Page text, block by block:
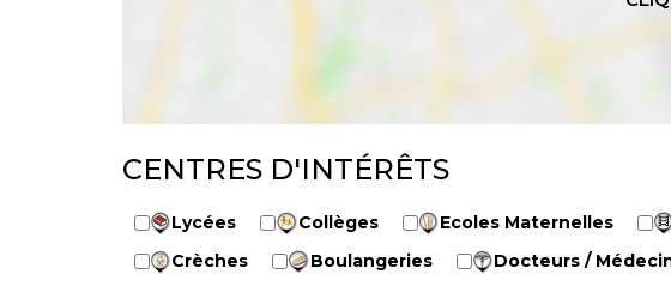
CENTRES D'INTÉRÊTS
Lycées Collèges Ecoles Maternelles
Crèches
Boulangeries Docteurs /